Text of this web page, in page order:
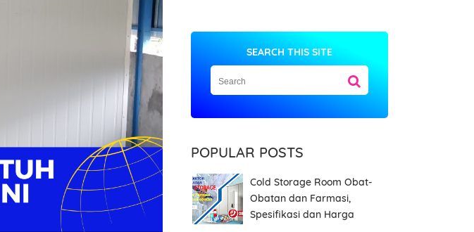
SEARCH THIS SITE
POPULAR POSTS
Cold Storage Room Obat-
Obatan dan Farmasi,
Spesifikasi dan Harga